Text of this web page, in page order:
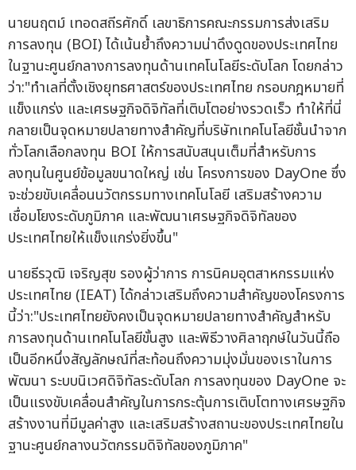
นายนฤตม์ เทอดสถีรศักดิ์ เลขาธิการคณะกรรมการส่งเสริม
การลงทุน (BOI) ได้เน้นย้ำถึงความน่าดึงดูดของประเทศไทย
ในฐานะศูนย์กลางการลงทุนด้านเทคโนโลยีระดับโลก โดยกล่าว
ว่า:"ทำเลที่ตั้งเชิงยุทธศาสตร์ของประเทศไทย กรอบกฎหมายที่
แข็งแกร่ง และเศรษฐกิจดิจิทัลที่เติบโตอย่างรวดเร็ว ทำให้ที่นี่
กลายเป็นจุดหมายปลายทางสำคัญที่บริษัทเทคโนโลยีชั้นนำจาก
ทั่วโลกเลือกลงทุน BOI ให้การสนับสนุนเต็มที่สำหรับการ
ลงทุนในศูนย์ข้อมูลขนาดใหญ่ เช่น โครงการของ DayOne ซึ่ง
จะช่วยขับเคลื่อนนวัตกรรมทางเทคโนโลยี เสริมสร้างความ
เชื่อมโยงระดับภูมิภาค และพัฒนาเศรษฐกิจดิจิทัลของ
ประเทศไทยให้แข็งแกร่งยิ่งขึ้น"
นายธีรวุฒิ เจริญสุข รองผู้ว่าการ การนิคมอุตสาหกรรมแห่ง
ประเทศไทย (IEAT) ได้กล่าวเสริมถึงความสำคัญของโครงการ
นี้ว่า:"ประเทศไทยยังคงเป็นจุดหมายปลายทางสำคัญสำหรับ
การลงทุนด้านเทคโนโลยีขั้นสูง และพิธีวางศิลาฤกษ์ในวันนี้ถือ
เป็นอีกหนึ่งสัญลักษณ์ที่สะท้อนถึงความมุ่งมั่นของเราในการ
พัฒนา ระบบนิเวศดิจิทัลระดับโลก การลงทุนของ DayOne จะ
เป็นแรงขับเคลื่อนสำคัญในการกระตุ้นการเติบโตทางเศรษฐกิจ
สร้างงานที่มีมูลค่าสูง และเสริมสร้างสถานะของประเทศไทยใน
ฐานะศูนย์กลางนวัตกรรมดิจิทัลของภูมิภาค"